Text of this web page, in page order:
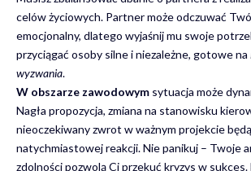
celów życiowych. Partner może odczuwać
emocjonalny, dlatego wyjaśnij mu swoje
przyciągać osoby silne i niezależne, gotowe na
wyzwania.
W obszarze zawodowym sytuacja może
Nagła propozycja, zmiana na stanowisku
nieoczekiwany zwrot w ważnym projekcie
natychmiastowej reakcji. Nie panikuj – Twoje
zdolności pozwolą Ci przekuć kryzys w